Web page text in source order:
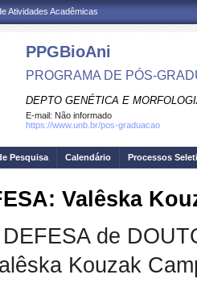
Atividades Acadêmicas
PPGBioAni
PROGRAMA DE PÓS-
DEPTO GENÉTICA E
E-mail: Não informado
https://www.unb.br/pos-graduacao
Pesquisa Calendário Processos
Valêska
de
Kouzak